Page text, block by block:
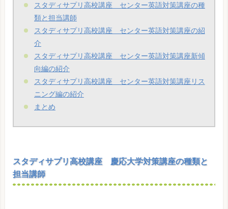
スタディサプリ高校講座 センター英語対策講座の種
類と担当講師
スタディサプリ高校講座 センター英語対策講座の紹
介
スタディサプリ高校講座 センター英語対策講座新傾
向編の紹介
スタディサプリ高校講座 センター英語対策講座リス
ニング編の紹介
まとめ
スタディサプリ高校講座 慶応大学対策講座の種類と
担当講師